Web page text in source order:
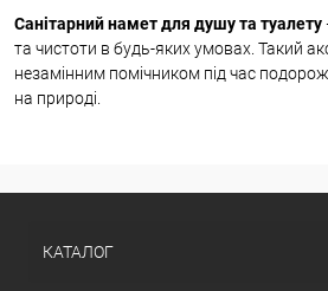
Санітарний намет для душу та туалету
та чистоти в будь-яких умовах. Такий
незамінним помічником під час
на природі.
КАТАЛОГ